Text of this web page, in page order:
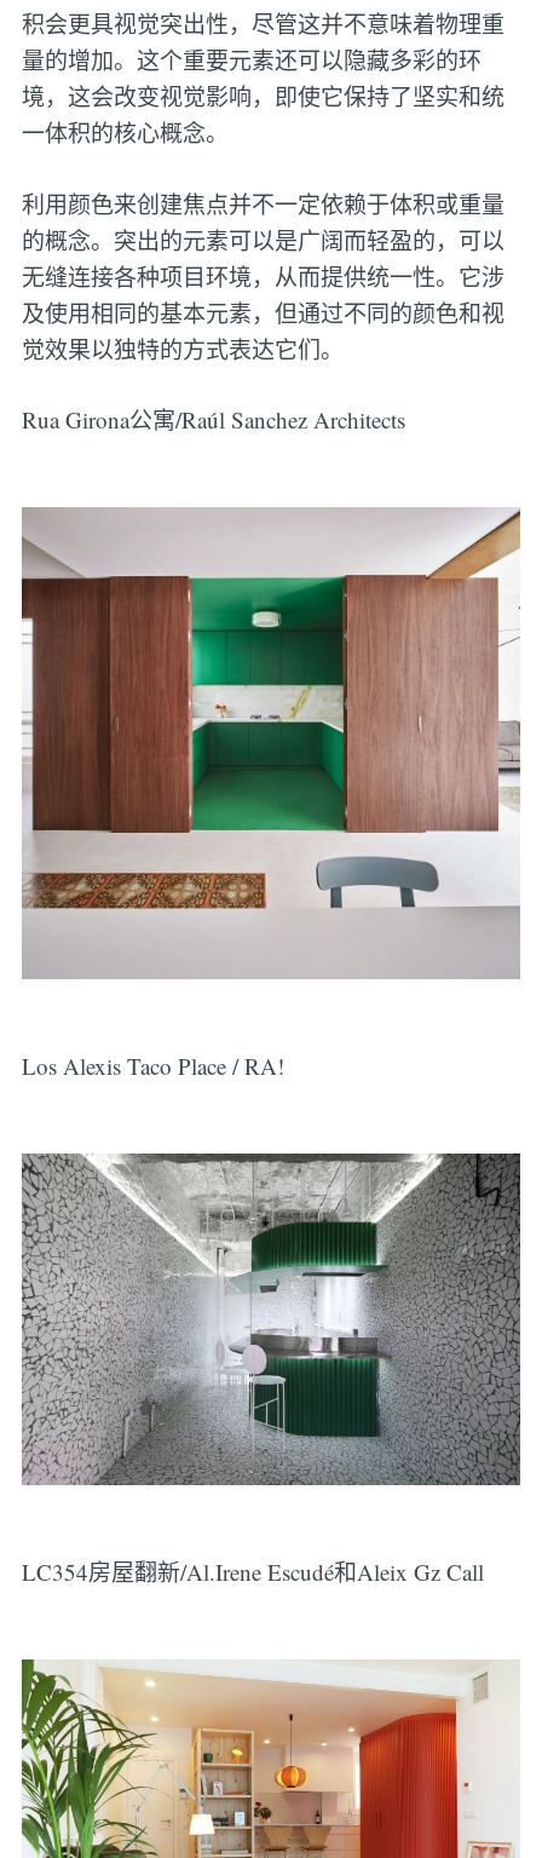
积会更具视觉突出性，尽管这并不意味着物理重
量的增加。这个重要元素还可以隐藏多彩的环
境，这会改变视觉影响，即使它保持了坚实和统
一体积的核心概念。
利用颜色来创建焦点并不一定依赖于体积或重量
的概念。突出的元素可以是广阔而轻盈的，可以
无缝连接各种项目环境，从而提供统一性。它涉
及使用相同的基本元素，但通过不同的颜色和视
觉效果以独特的方式表达它们。
Rua Girona公寓/Raúl Sanchez Architects
Los Alexis Taco Place / RA!
LC354房屋翻新/Al.Irene Escudé和Aleix Gz Call